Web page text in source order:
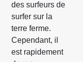
des surfeurs de
surfer sur la
terre ferme.
Cependant, il
est rapidement